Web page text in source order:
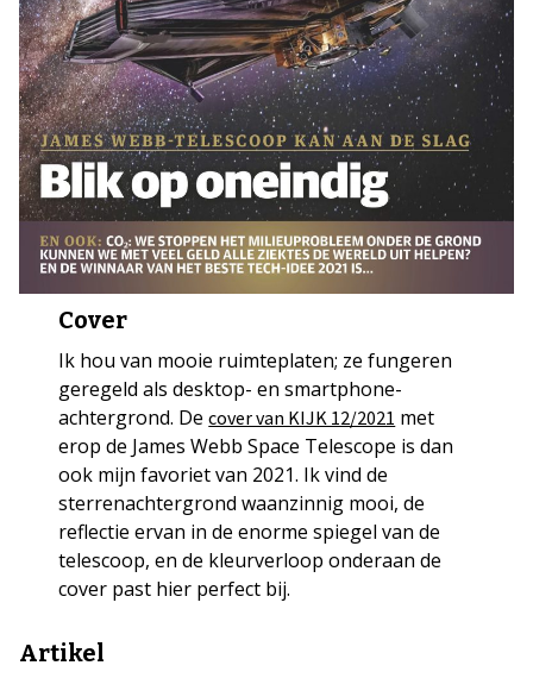
Cover
Ik hou van mooie ruimteplaten; ze fungeren
geregeld als desktop- en smartphone-
achtergrond. Decover van KIJK 12/2021 met
erop de James Webb Space Telescope is dan
ook mijn favoriet van 2021. Ik vind de
sterrenachtergrond waanzinnig mooi, de
reflectie ervan in de enorme spiegel van de
telescoop, en de kleurverloop onderaan de
cover past hier perfect bij.
Artikel